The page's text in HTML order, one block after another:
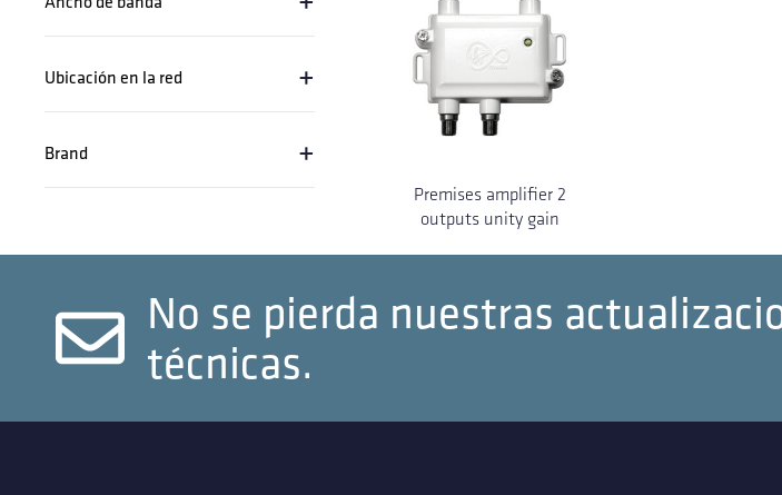
Premises amplifier 2
outputs unity gain
Ubicación en la red +
Brand +
No se pierda nuestras
técnicas.